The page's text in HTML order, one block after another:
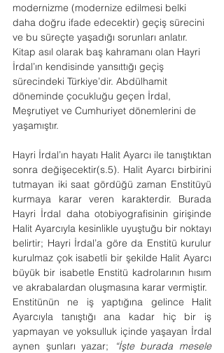
modernizme (modernize edilmesi belki
daha doğru ifade edecektir) geçiş sürecini
ve bu süreçte yaşadığı sorunları anlatır.
Kitap asıl olarak baş kahramanı olan Hayri
İrdal’ın kendisinde yansıttığı geçiş
sürecindeki Türkiye’dir. Abdülhamit
döneminde çocukluğu geçen İrdal,
Meşrutiyet ve Cumhuriyet dönemlerini de
yaşamıştır.
Hayri İrdal’ın hayatı Halit Ayarcı ile tanıştıktan
sonra değişecektir(s.5). Halit Ayarcı birbirini
tutmayan iki saat gördüğü zaman Enstitüyü
kurmaya karar veren karakterdir. Burada
Hayri İrdal daha otobiyografisinin girişinde
Halit Ayarcıyla kesinlikle uyuştuğu bir noktayı
belirtir; Hayri İrdal’a göre da Enstitü kurulur
kurulmaz çok isabetli bir şekilde Halit Ayarcı
büyük bir isabetle Enstitü kadrolarının hısım
ve akrabalardan oluşmasına karar vermiştir.
Enstitünün ne iş yaptığına gelince Halit
Ayarcıyla tanıştığı ana kadar hiç bir iş
yapmayan ve yoksulluk içinde yaşayan İrdal
aynen şunları yazar;
“İşte burada mesele